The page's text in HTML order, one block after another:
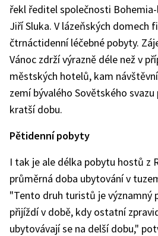
řekl ředitel společnosti
Jiří Sluka. V lázeňských domech
čtrnáctidenní léčebné pobyty.
Vánoc zdrží výrazně déle než v
městských hotelů, kam
zemí bývalého Sovětského
kratší dobu.
Pětidenní pobyty
I tak je ale délka pobytu hostů z
průměrná doba ubytování v
"Tento druh turistů je významný
přijíždí v době, kdy ostatní
ubytovávají se na delší dobu,"